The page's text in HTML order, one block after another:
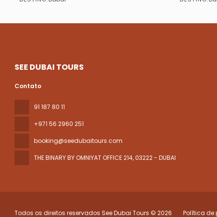
SEE DUBAI TOURS
Contato
91 187 80 11
+971 56 2960 251
booking@seedubaitours.com
THE BINARY BY OMNIYAT OFFICE 214, 03222 - DUBAI
Todos os direitos reservados See Dubai Tours © 2026 Política de